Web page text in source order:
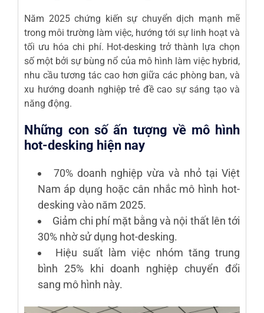
Năm 2025 chứng kiến sự chuyển dịch mạnh mẽ
trong môi trường làm việc, hướng tới sự linh hoạt và
tối ưu hóa chi phí. Hot-desking trở thành lựa chọn
số một bởi sự bùng nổ của mô hình làm việc hybrid,
nhu cầu tương tác cao hơn giữa các phòng ban, và
xu hướng doanh nghiệp trẻ đề cao sự sáng tạo và
năng động.
Những con số ấn tượng về mô hình
hot-desking hiện nay
70% doanh nghiệp vừa và nhỏ tại Việt
Nam áp dụng hoặc cân nhắc mô hình hot-
desking vào năm 2025.
Giảm chi phí mặt bằng và nội thất lên tới
30% nhờ sử dụng hot-desking.
Hiệu suất làm việc nhóm tăng trung
bình 25% khi doanh nghiệp chuyển đổi
sang mô hình này.